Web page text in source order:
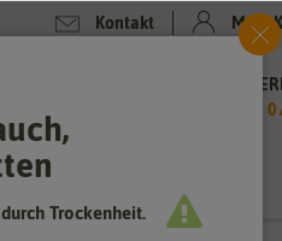
Kontakt Mein
0
Trockenheit.